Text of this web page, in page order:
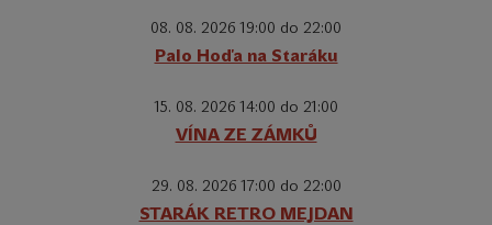
08. 08. 2026 19:00 do 22:00
Palo Hoďa na Staráku
15. 08. 2026 14:00 do 21:00
VÍNA ZE ZÁMKŮ
29. 08. 2026 17:00 do 22:00
STARÁK RETRO MEJDAN